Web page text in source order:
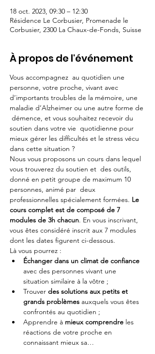
18 oct. 2023, 09:30 – 12:30
Résidence Le Corbusier, Promenade le
Corbusier, 2300 La Chaux-de-Fonds, Suisse
À propos de l'événement
Vous accompagnez  au quotidien une
personne, votre proche, vivant avec
d’importants troubles de la mémoire, une
maladie d’Alzheimer ou une autre forme de
démence, et vous souhaitez recevoir du
soutien dans votre vie  quotidienne pour
mieux gérer les difficultés et le stress vécu
dans cette situation ?
Nous vous proposons un cours dans lequel
vous trouverez du soutien et  des outils,
donné en petit groupe de maximum 10
personnes, animé par  deux
professionnelles spécialement formées. Le
cours complet est de composé de 7
modules de 3h chacun. En vous inscrivant,
vous êtes considéré inscrit aux 7 modules
dont les dates figurent ci-dessous.
Là vous pourrez :
Échanger dans un climat de confiance
avec des personnes vivant une
situation similaire à la vôtre ;
Trouver des solutions aux petits et
grands problèmes auxquels vous êtes
confrontés au quotidien ;
Apprendre à mieux comprendre les
réactions de votre proche en
connaissant mieux sa…